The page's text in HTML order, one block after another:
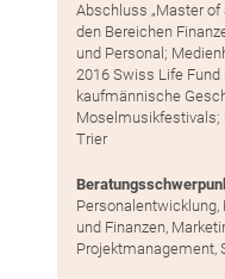
Abschluss „Master
den Bereichen
und Personal;
2016 Swiss Life
kaufmännische
Moselmusikfestivals;
Trier
und Finanzen,
Projektmanagement,